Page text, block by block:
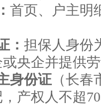
首页、户主明
： 担保人身份
央企并提供
身份证 （长
产权人不超70